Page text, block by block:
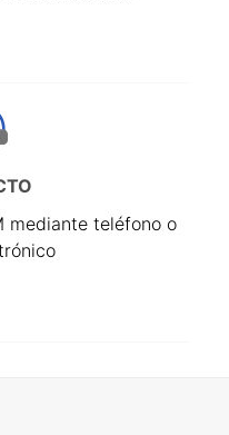
mediante teléfono o